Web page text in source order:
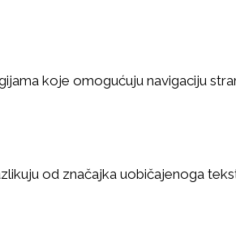
koje omogućuju navigaciju
od značajka uobičajenoga